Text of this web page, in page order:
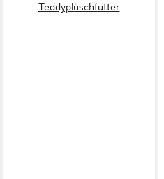
Teddyplüschfutter